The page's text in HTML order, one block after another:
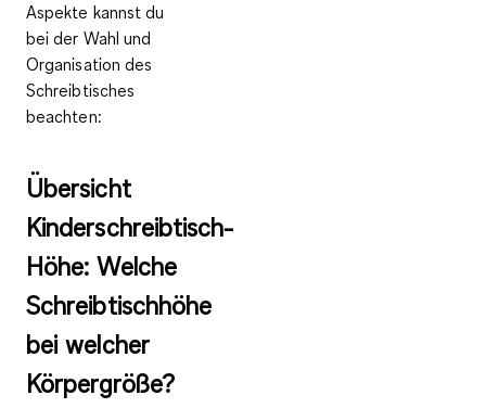
Aspekte kannst du
bei der Wahl und
Organisation des
Schreibtisches
beachten:
Übersicht
Kinderschreibtisch-
Höhe: Welche
Schreibtischhöhe
bei welcher
Körpergröße?